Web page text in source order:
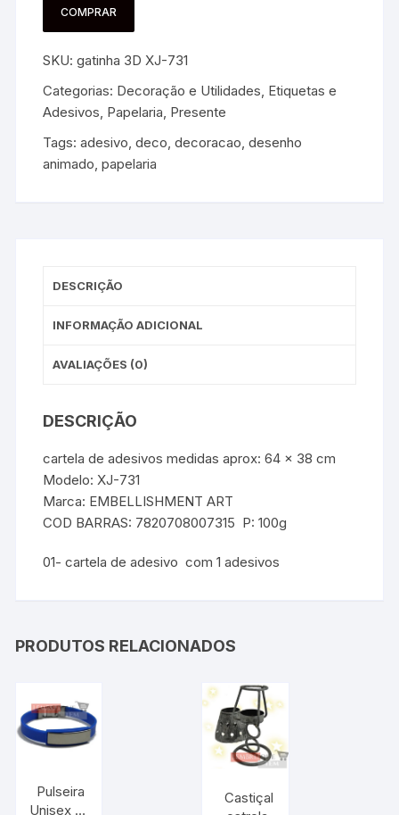
COMPRAR
SKU:gatinha 3D XJ-731
Categorias: Decoração e Utilidades Etiquetas e
Adesivos Papelaria Presente
Tags:adesivo ,deco ,decoracao ,desenho
animado ,papelaria
DESCRIÇÃO
INFORMAÇÃO ADICIONAL
AVALIAÇÕES (0)
DESCRIÇÃO
cartela de adesivos medidas aprox: 64 x 38 cm
Modelo: XJ-731
Marca: EMBELLISHMENT ART
COD BARRAS: 7820708007315 P: 100g
01- cartela de adesivo com 1 adesivos
PRODUTOS RELACIONADOS
Pulseira
Unisex de
Castiçal